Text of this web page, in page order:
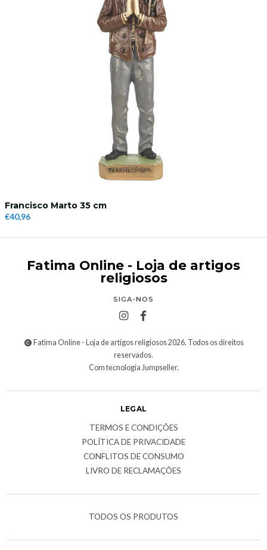
Francisco Marto 35 cm
€40,96
Fatima Online - Loja de artigos
religiosos
SIGA-NOS
Fatima Online - Loja de artigos religiosos 2026. Todos os direitos
reservados.
Com tecnologia Jumpseller.
LEGAL
TERMOS E CONDIÇÕES
POLÍTICA DE PRIVACIDADE
CONFLITOS DE CONSUMO
LIVRO DE RECLAMAÇÕES
TODOS OS PRODUTOS